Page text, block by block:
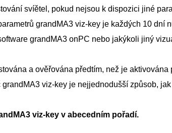
svíětel, pokud nejsou k dispozici jiné
grandMA3 viz-key je každých 10 dní
grandMA3 onPC nebo jakýkoli jiný
a ověřována předtím, než je
viz-key je nejjednodušší způsob,
viz-key v abecedním pořadí.